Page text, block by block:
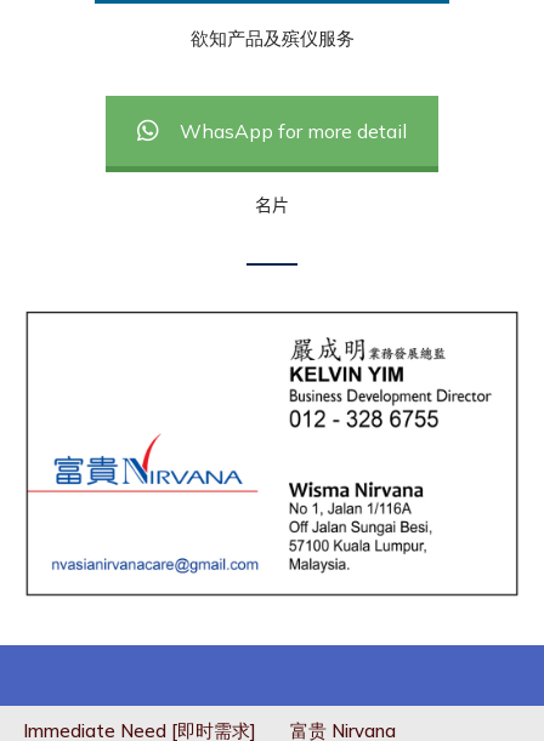
欲知产品及殡仪服务
WhasApp for more detail
名片
Immediate Need [即时需求] 富贵 Nirvana